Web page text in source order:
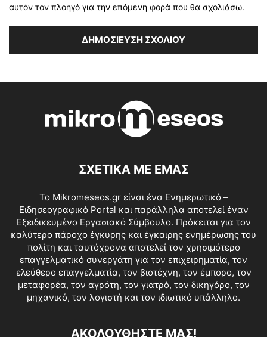
αυτόν τον πλοηγό για την επόμενη φορά που θα σχολιάσω.
ΣΧΕΤΙΚΑ ΜΕ ΕΜΑΣ
Το Mikromeseos.gr είναι ένα Ενημερωτικό –
Ειδησεογραφικό Portal και παράλληλα αποτελεί έναν
Εξειδικευμένο Εργασιακό Σύμβουλο. Πρόκειται για τον
καλύτερο πάροχο έγκυρης και έγκαιρης ενημέρωσης του
πολίτη και ταυτόχρονα αποτελεί τον χρησιμότερο
επαγγελματικό συνεργάτη για τον επιχειρηματία, τον
ελεύθερο επαγγελματία, τον βιοτέχνη, τον έμπορο, τον
μεταφορέα, τον αγρότη, τον γιατρό, τον δικηγόρο, τον
μηχανικό, τον λογιστή και τον ιδιωτικό υπάλληλο.
ΑΚΟΛΟΥΘΗΣΤΕ ΜΑΣ!